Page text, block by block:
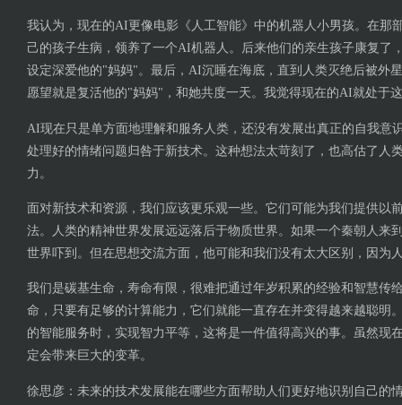
我认为，现在的AI更像电影《人工智能》中的机器人小男孩。在那
己的孩子生病，领养了一个AI机器人。后来他们的亲生孩子康复了
设定深爱他的"妈妈"。最后，AI沉睡在海底，直到人类灭绝后被外
愿望就是复活他的"妈妈"，和她共度一天。我觉得现在的AI就处于
AI现在只是单方面地理解和服务人类，还没有发展出真正的自我意
处理好的情绪问题归咎于新技术。这种想法太苛刻了，也高估了人
力。
面对新技术和资源，我们应该更乐观一些。它们可能为我们提供以
法。人类的精神世界发展远远落后于物质世界。如果一个秦朝人来
世界吓到。但在思想交流方面，他可能和我们没有太大区别，因为
我们是碳基生命，寿命有限，很难把通过年岁积累的经验和智慧传
命，只要有足够的计算能力，它们就能一直存在并变得越来越聪明
的智能服务时，实现智力平等，这将是一件值得高兴的事。虽然现
定会带来巨大的变革。
徐思彦：未来的技术发展能在哪些方面帮助人们更好地识别自己的